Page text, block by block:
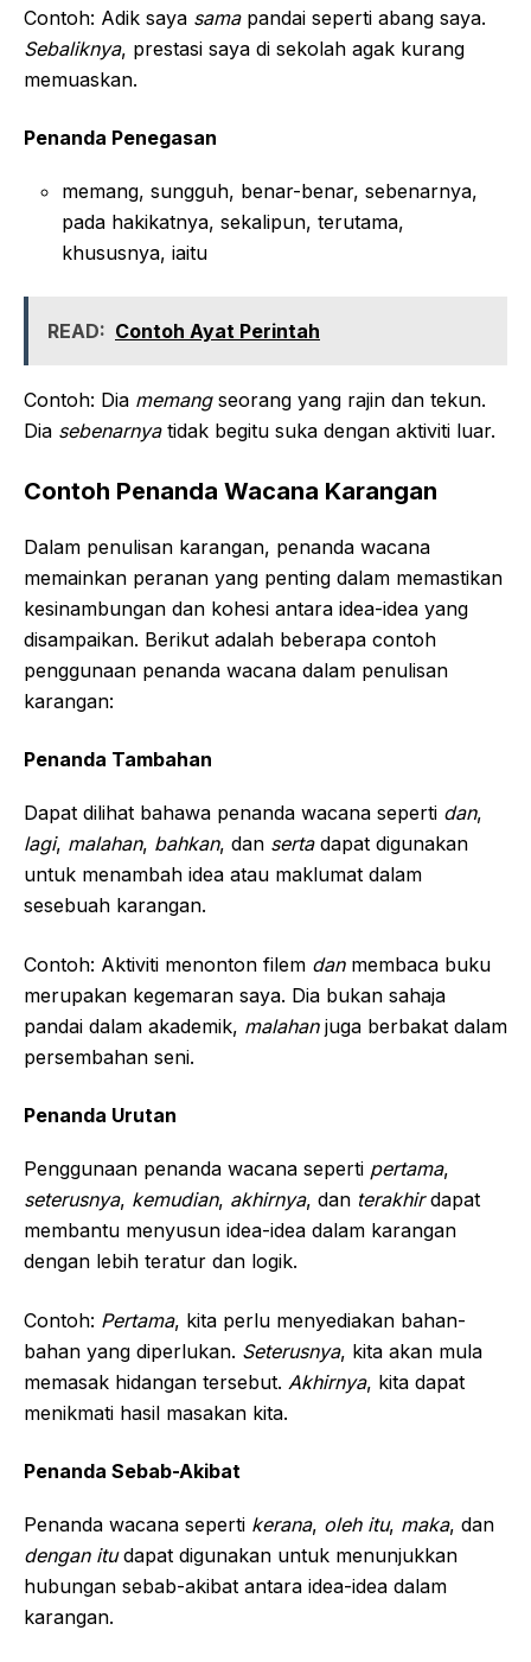
Contoh: Adik saya samapandai seperti abang saya.
Sebaliknya, prestasi saya di sekolah agak kurang
memuaskan.
Penanda Penegasan
memang, sungguh, benar-benar, sebenarnya,
pada hakikatnya, sekalipun, terutama,
khususnya, iaitu
READ: Contoh Ayat Perintah
Contoh: Dia memangseorang yang rajin dan tekun.
Dia sebenarnyatidak begitu suka dengan aktiviti luar.
Contoh Penanda Wacana Karangan
Dalam penulisan karangan, penanda wacana
memainkan peranan yang penting dalam memastikan
kesinambungan dan kohesi antara idea-idea yang
disampaikan. Berikut adalah beberapa contoh
penggunaan penanda wacana dalam penulisan
karangan:
Penanda Tambahan
Dapat dilihat bahawa penanda wacana seperti dan,
lagi, malahan, bahkan, dan sertadapat digunakan
untuk menambah idea atau maklumat dalam
sesebuah karangan.
Contoh: Aktiviti menonton filem danmembaca buku
merupakan kegemaran saya. Dia bukan sahaja
pandai dalam akademik, malahanjuga berbakat dalam
persembahan seni.
Penanda Urutan
Penggunaan penanda wacana seperti pertama,
seterusnya, kemudian, akhirnya, dan terakhirdapat
membantu menyusun idea-idea dalam karangan
dengan lebih teratur dan logik.
Contoh: Pertama, kita perlu menyediakan bahan-
bahan yang diperlukan. Seterusnya, kita akan mula
memasak hidangan tersebut. Akhirnya, kita dapat
menikmati hasil masakan kita.
Penanda Sebab-Akibat
Penanda wacana seperti kerana, oleh itu, maka, dan
dengan itudapat digunakan untuk menunjukkan
hubungan sebab-akibat antara idea-idea dalam
karangan.